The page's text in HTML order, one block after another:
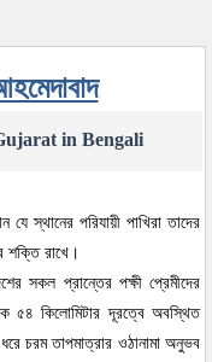
in Bengali
স্থানের পরিযায়ী পাখিরা তাদের
শক্তি রাখে।
সকল প্রান্তের পক্ষী প্রেমীদের
৫৪ কিলোমিটার দূরত্বে অবস্থিত
চরম তাপমাত্রার ওঠানামা অনুভব